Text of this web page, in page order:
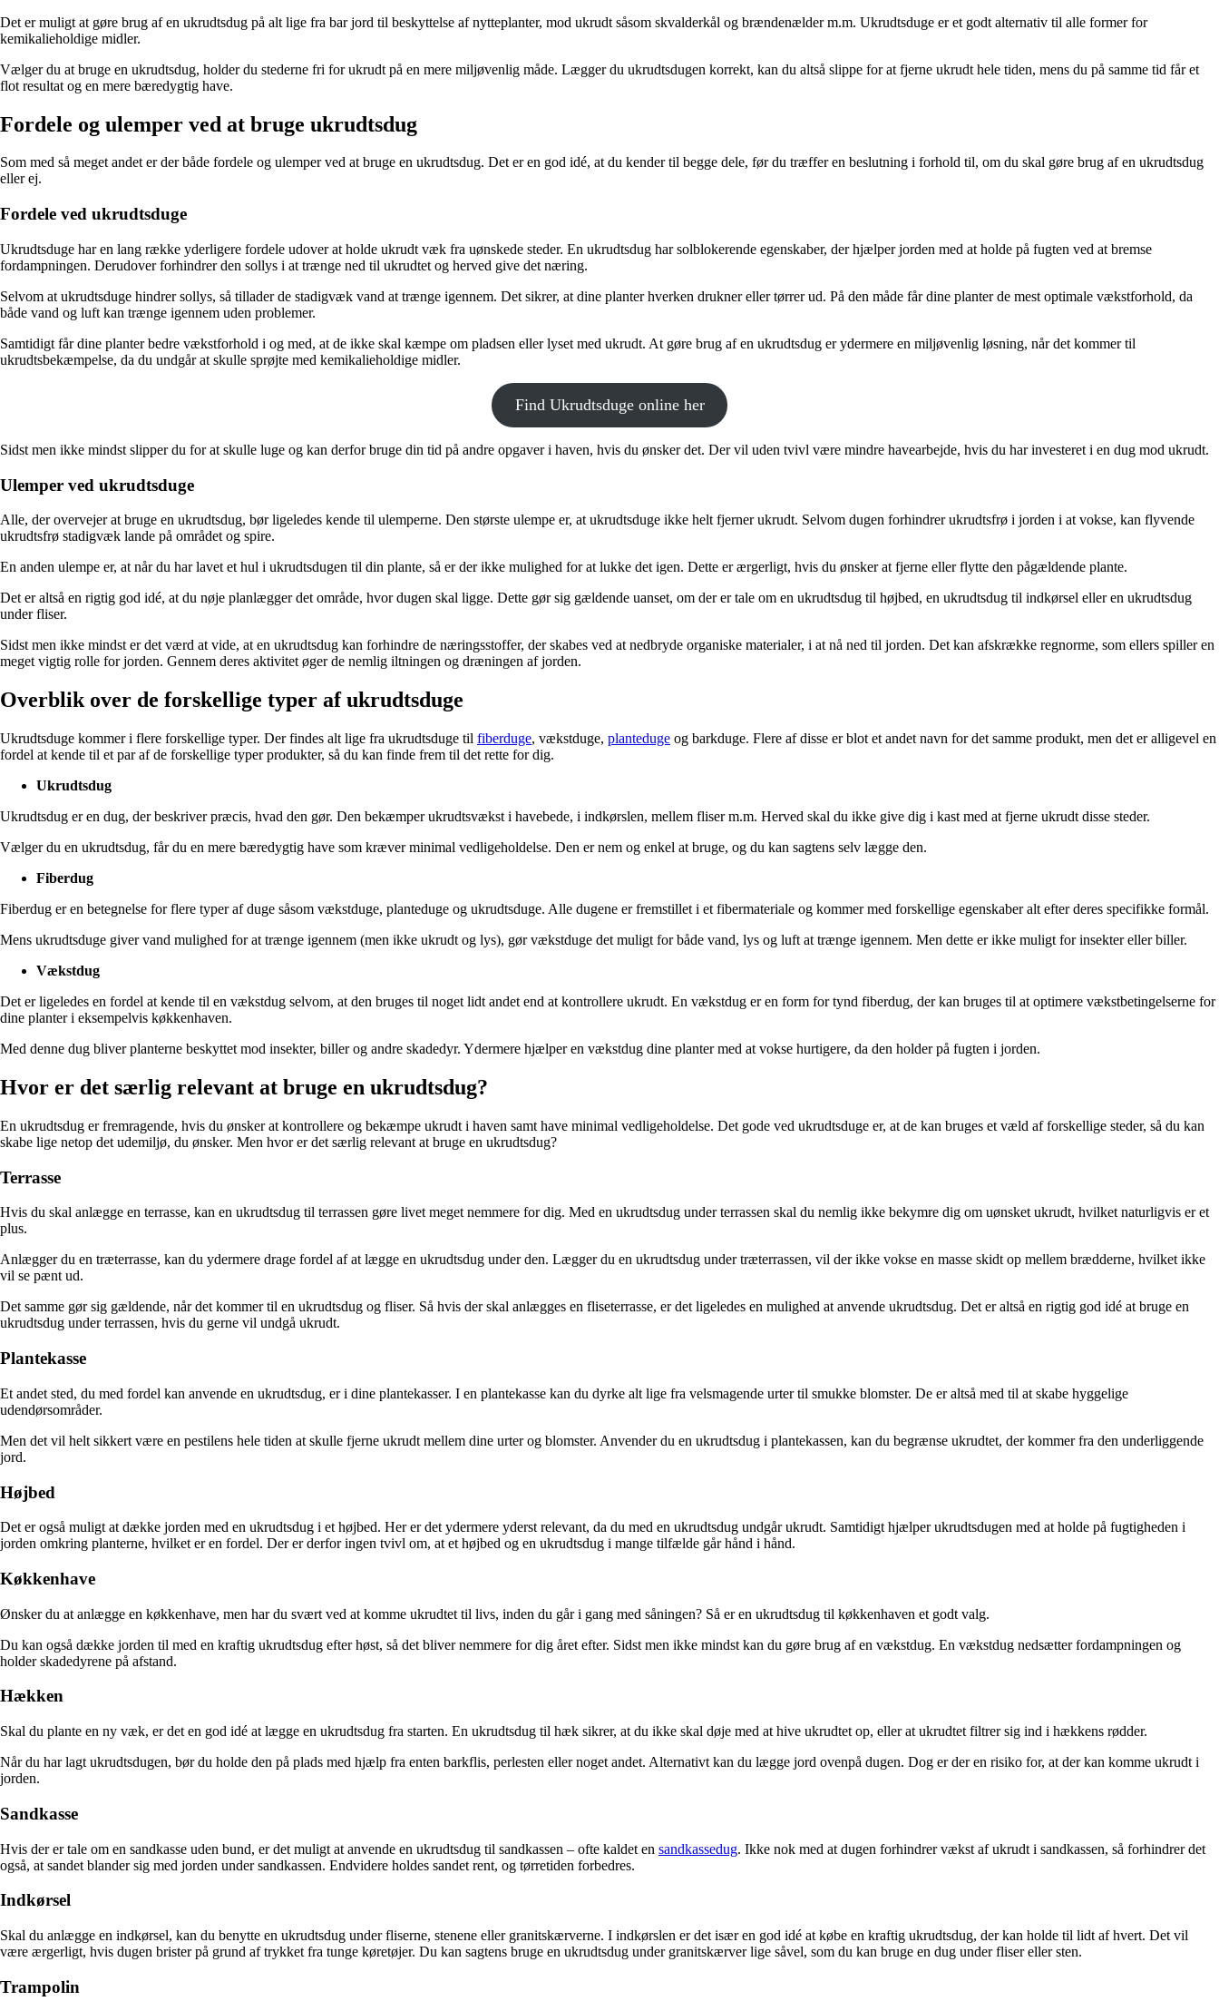
Det er muligt at gøre brug af en ukrudtsdug på alt lige fra bar jord til beskyttelse af nytteplanter, mod ukrudt såsom skvalderkål og brændenælder m.m. Ukrudtsduge er et godt alternativ til alle former for
kemikalieholdige midler.
Vælger du at bruge en ukrudtsdug, holder du stederne fri for ukrudt på en mere miljøvenlig måde. Lægger du ukrudtsdugen korrekt, kan du altså slippe for at fjerne ukrudt hele tiden, mens du på samme tid får et
flot resultat og en mere bæredygtig have.
Fordele og ulemper ved at bruge ukrudtsdug
Som med så meget andet er der både fordele og ulemper ved at bruge en ukrudtsdug. Det er en god idé, at du kender til begge dele, før du træffer en beslutning i forhold til, om du skal gøre brug af en ukrudtsdug
eller ej.
Fordele ved ukrudtsduge
Ukrudtsduge har en lang række yderligere fordele udover at holde ukrudt væk fra uønskede steder. En ukrudtsdug har solblokerende egenskaber, der hjælper jorden med at holde på fugten ved at bremse
fordampningen. Derudover forhindrer den sollys i at trænge ned til ukrudtet og herved give det næring.
Selvom at ukrudtsduge hindrer sollys, så tillader de stadigvæk vand at trænge igennem. Det sikrer, at dine planter hverken drukner eller tørrer ud. På den måde får dine planter de mest optimale vækstforhold, da
både vand og luft kan trænge igennem uden problemer.
Samtidigt får dine planter bedre vækstforhold i og med, at de ikke skal kæmpe om pladsen eller lyset med ukrudt. At gøre brug af en ukrudtsdug er ydermere en miljøvenlig løsning, når det kommer til
ukrudtsbekæmpelse, da du undgår at skulle sprøjte med kemikalieholdige midler.
Find Ukrudtsduge online her
Sidst men ikke mindst slipper du for at skulle luge og kan derfor bruge din tid på andre opgaver i haven, hvis du ønsker det. Der vil uden tvivl være mindre havearbejde, hvis du har investeret i en dug mod ukrudt.
Ulemper ved ukrudtsduge
Alle, der overvejer at bruge en ukrudtsdug, bør ligeledes kende til ulemperne. Den største ulempe er, at ukrudtsduge ikke helt fjerner ukrudt. Selvom dugen forhindrer ukrudtsfrø i jorden i at vokse, kan flyvende
ukrudtsfrø stadigvæk lande på området og spire.
En anden ulempe er, at når du har lavet et hul i ukrudtsdugen til din plante, så er der ikke mulighed for at lukke det igen. Dette er ærgerligt, hvis du ønsker at fjerne eller flytte den pågældende plante.
Det er altså en rigtig god idé, at du nøje planlægger det område, hvor dugen skal ligge. Dette gør sig gældende uanset, om der er tale om en ukrudtsdug til højbed, en ukrudtsdug til indkørsel eller en ukrudtsdug
under fliser.
Sidst men ikke mindst er det værd at vide, at en ukrudtsdug kan forhindre de næringsstoffer, der skabes ved at nedbryde organiske materialer, i at nå ned til jorden. Det kan afskrække regnorme, som ellers spiller en
meget vigtig rolle for jorden. Gennem deres aktivitet øger de nemlig iltningen og dræningen af jorden.
Overblik over de forskellige typer af ukrudtsduge
Ukrudtsduge kommer i flere forskellige typer. Der findes alt lige fra ukrudtsduge til fiberduge, vækstduge, planteduge og barkduge. Flere af disse er blot et andet navn for det samme produkt, men det er alligevel en
fordel at kende til et par af de forskellige typer produkter, så du kan finde frem til det rette for dig.
Ukrudtsdug
Ukrudtsdug er en dug, der beskriver præcis, hvad den gør. Den bekæmper ukrudtsvækst i havebede, i indkørslen, mellem fliser m.m. Herved skal du ikke give dig i kast med at fjerne ukrudt disse steder.
Vælger du en ukrudtsdug, får du en mere bæredygtig have som kræver minimal vedligeholdelse. Den er nem og enkel at bruge, og du kan sagtens selv lægge den.
Fiberdug
Fiberdug er en betegnelse for flere typer af duge såsom vækstduge, planteduge og ukrudtsduge. Alle dugene er fremstillet i et fibermateriale og kommer med forskellige egenskaber alt efter deres specifikke formål.
Mens ukrudtsduge giver vand mulighed for at trænge igennem (men ikke ukrudt og lys), gør vækstduge det muligt for både vand, lys og luft at trænge igennem. Men dette er ikke muligt for insekter eller biller.
Vækstdug
Det er ligeledes en fordel at kende til en vækstdug selvom, at den bruges til noget lidt andet end at kontrollere ukrudt. En vækstdug er en form for tynd fiberdug, der kan bruges til at optimere vækstbetingelserne for
dine planter i eksempelvis køkkenhaven.
Med denne dug bliver planterne beskyttet mod insekter, biller og andre skadedyr. Ydermere hjælper en vækstdug dine planter med at vokse hurtigere, da den holder på fugten i jorden.
Hvor er det særlig relevant at bruge en ukrudtsdug?
En ukrudtsdug er fremragende, hvis du ønsker at kontrollere og bekæmpe ukrudt i haven samt have minimal vedligeholdelse. Det gode ved ukrudtsduge er, at de kan bruges et væld af forskellige steder, så du kan
skabe lige netop det udemiljø, du ønsker. Men hvor er det særlig relevant at bruge en ukrudtsdug?
Terrasse
Hvis du skal anlægge en terrasse, kan en ukrudtsdug til terrassen gøre livet meget nemmere for dig. Med en ukrudtsdug under terrassen skal du nemlig ikke bekymre dig om uønsket ukrudt, hvilket naturligvis er et
plus.
Anlægger du en træterrasse, kan du ydermere drage fordel af at lægge en ukrudtsdug under den. Lægger du en ukrudtsdug under træterrassen, vil der ikke vokse en masse skidt op mellem brædderne, hvilket ikke
vil se pænt ud.
Det samme gør sig gældende, når det kommer til en ukrudtsdug og fliser. Så hvis der skal anlægges en fliseterrasse, er det ligeledes en mulighed at anvende ukrudtsdug. Det er altså en rigtig god idé at bruge en
ukrudtsdug under terrassen, hvis du gerne vil undgå ukrudt.
Plantekasse
Et andet sted, du med fordel kan anvende en ukrudtsdug, er i dine plantekasser. I en plantekasse kan du dyrke alt lige fra velsmagende urter til smukke blomster. De er altså med til at skabe hyggelige
udendørsområder.
Men det vil helt sikkert være en pestilens hele tiden at skulle fjerne ukrudt mellem dine urter og blomster. Anvender du en ukrudtsdug i plantekassen, kan du begrænse ukrudtet, der kommer fra den underliggende
jord.
Højbed
Det er også muligt at dække jorden med en ukrudtsdug i et højbed. Her er det ydermere yderst relevant, da du med en ukrudtsdug undgår ukrudt. Samtidigt hjælper ukrudtsdugen med at holde på fugtigheden i
jorden omkring planterne, hvilket er en fordel. Der er derfor ingen tvivl om, at et højbed og en ukrudtsdug i mange tilfælde går hånd i hånd.
Køkkenhave
Ønsker du at anlægge en køkkenhave, men har du svært ved at komme ukrudtet til livs, inden du går i gang med såningen? Så er en ukrudtsdug til køkkenhaven et godt valg.
Du kan også dække jorden til med en kraftig ukrudtsdug efter høst, så det bliver nemmere for dig året efter. Sidst men ikke mindst kan du gøre brug af en vækstdug. En vækstdug nedsætter fordampningen og
holder skadedyrene på afstand.
Hækken
Skal du plante en ny væk, er det en god idé at lægge en ukrudtsdug fra starten. En ukrudtsdug til hæk sikrer, at du ikke skal døje med at hive ukrudtet op, eller at ukrudtet filtrer sig ind i hækkens rødder.
Når du har lagt ukrudtsdugen, bør du holde den på plads med hjælp fra enten barkflis, perlesten eller noget andet. Alternativt kan du lægge jord ovenpå dugen. Dog er der en risiko for, at der kan komme ukrudt i
jorden.
Sandkasse
Hvis der er tale om en sandkasse uden bund, er det muligt at anvende en ukrudtsdug til sandkassen – ofte kaldet en sandkassedug. Ikke nok med at dugen forhindrer vækst af ukrudt i sandkassen, så forhindrer det
også, at sandet blander sig med jorden under sandkassen. Endvidere holdes sandet rent, og tørretiden forbedres.
Indkørsel
Skal du anlægge en indkørsel, kan du benytte en ukrudtsdug under fliserne, stenene eller granitskærverne. I indkørslen er det især en god idé at købe en kraftig ukrudtsdug, der kan holde til lidt af hvert. Det vil
være ærgerligt, hvis dugen brister på grund af trykket fra tunge køretøjer. Du kan sagtens bruge en ukrudtsdug under granitskærver lige såvel, som du kan bruge en dug under fliser eller sten.
Trampolin